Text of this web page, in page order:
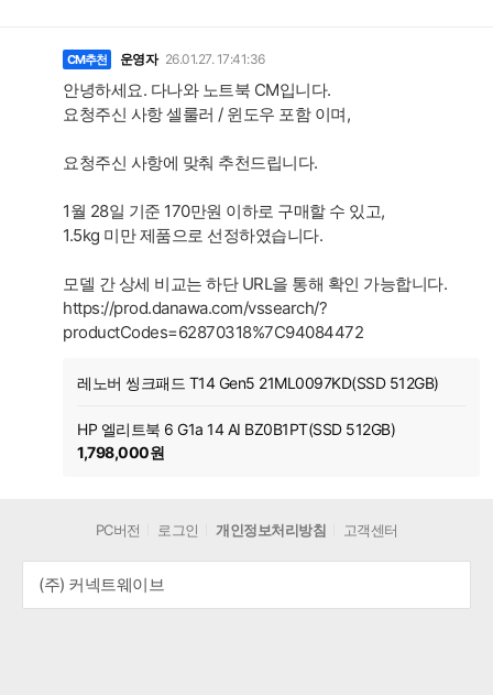
CM추천 운영자 26.01.27. 17:41:36
안녕하세요. 다나와 노트북 CM입니다.
요청주신 사항 셀룰러 / 윈도우 포함 이며,
요청주신 사항에 맞춰 추천드립니다.
1월 28일 기준 170만원 이하로 구매할 수 있고,
1.5kg 미만 제품으로 선정하였습니다.
모델 간 상세 비교는 하단 URL을 통해 확인 가능합니다.
https://prod.danawa.com/vssearch/?
productCodes=62870318%7C94084472
레노버 씽크패드 T14 Gen5 21ML0097KD(SSD 512GB)
HP 엘리트북 6 G1a 14 AI BZ0B1PT(SSD 512GB)
1,798,000원
PC버전 로그인 개인정보처리방침 고객센터
(주) 커넥트웨이브